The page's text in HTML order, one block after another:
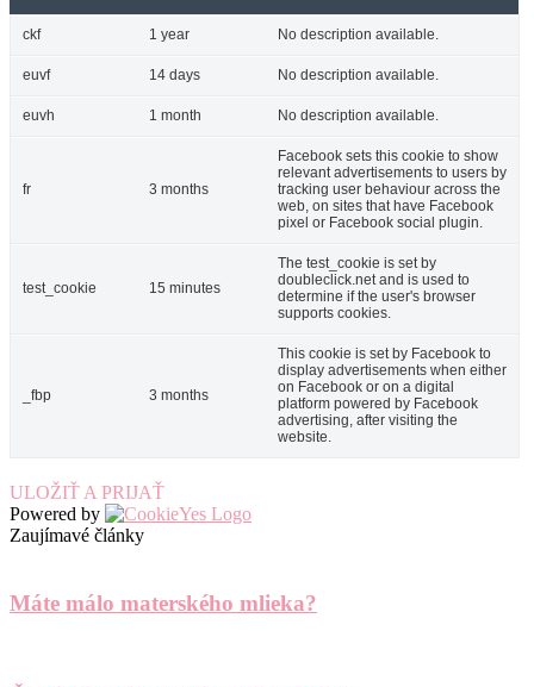
ckf 1 year No description available.
euvf 14 days No description available.
euvh 1 month No description available.
fr 3 months
Facebook sets this cookie to show
relevant advertisements to users by
tracking user behaviour across the
web, on sites that have Facebook
pixel or Facebook social plugin.
test_cookie 15 minutes
The test_cookie is set by
doubleclick.net and is used to
determine if the user's browser
supports cookies.
_fbp 3 months
This cookie is set by Facebook to
display advertisements when either
on Facebook or on a digital
platform powered by Facebook
advertising, after visiting the
website.
ULOŽIŤ A PRIJAŤ
Powered by
Zaujímavé články
Máte málo materského mlieka?